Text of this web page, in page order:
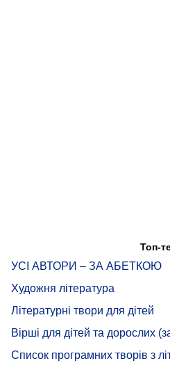
Топ-
УСІ АВТОРИ – ЗА АБЕТКОЮ
Художня література
Літературні твори для дітей
Вірші для дітей та дорослих
Список програмних творів з